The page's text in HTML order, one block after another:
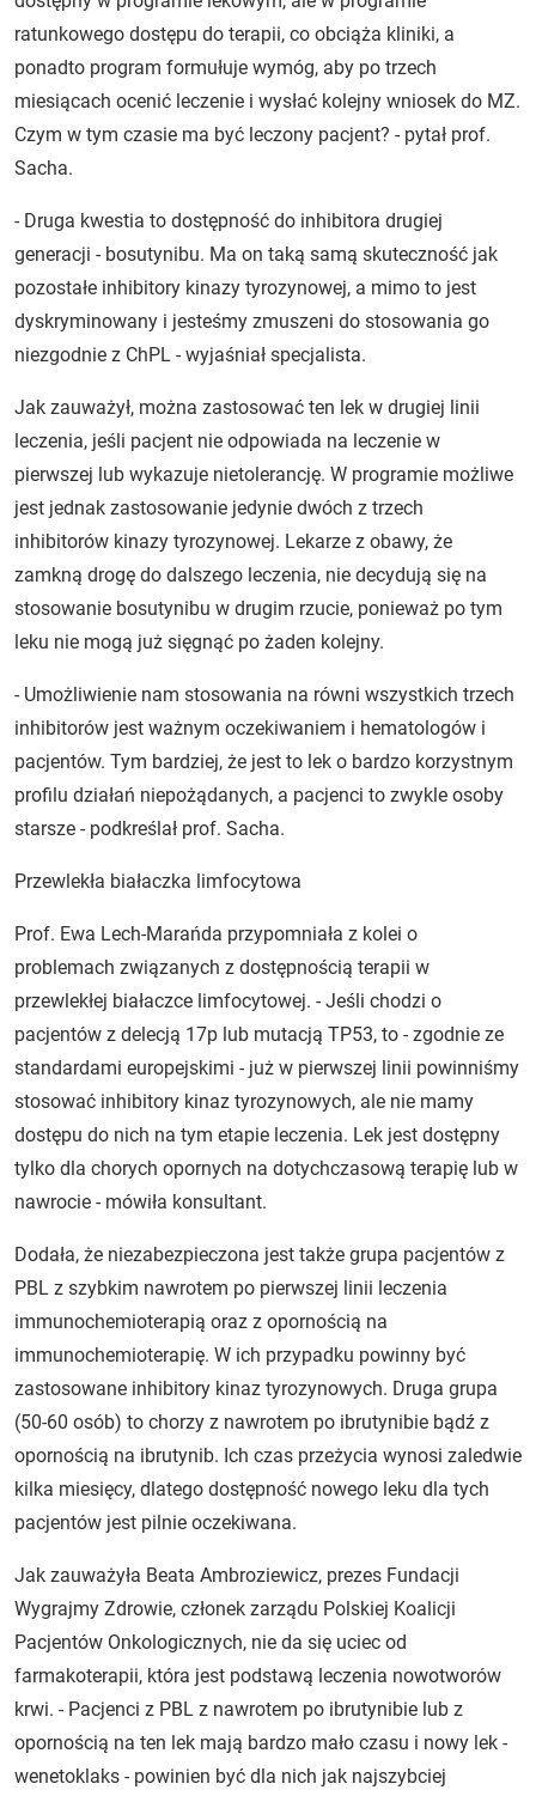
ratunkowego dostępu do terapii, co obciąża kliniki, a
ponadto program formułuje wymóg, aby po trzech
miesiącach ocenić leczenie i wysłać kolejny wniosek do MZ.
Czym w tym czasie ma być leczony pacjent? - pytał prof.
Sacha.
- Druga kwestia to dostępność do inhibitora drugiej
generacji - bosutynibu. Ma on taką samą skuteczność jak
pozostałe inhibitory kinazy tyrozynowej, a mimo to jest
dyskryminowany i jesteśmy zmuszeni do stosowania go
niezgodnie z ChPL - wyjaśniał specjalista.
Jak zauważył, można zastosować ten lek w drugiej linii
leczenia, jeśli pacjent nie odpowiada na leczenie w
pierwszej lub wykazuje nietolerancję. W programie możliwe
jest jednak zastosowanie jedynie dwóch z trzech
inhibitorów kinazy tyrozynowej. Lekarze z obawy, że
zamkną drogę do dalszego leczenia, nie decydują się na
stosowanie bosutynibu w drugim rzucie, ponieważ po tym
leku nie mogą już sięgnąć po żaden kolejny.
- Umożliwienie nam stosowania na równi wszystkich trzech
inhibitorów jest ważnym oczekiwaniem i hematologów i
pacjentów. Tym bardziej, że jest to lek o bardzo korzystnym
profilu działań niepożądanych, a pacjenci to zwykle osoby
starsze - podkreślał prof. Sacha.
Przewlekła białaczka limfocytowa
Prof. Ewa Lech-Marańda przypomniała z kolei o
problemach związanych z dostępnością terapii w
przewlekłej białaczce limfocytowej. - Jeśli chodzi o
pacjentów z delecją 17p lub mutacją TP53, to - zgodnie ze
standardami europejskimi - już w pierwszej linii powinniśmy
stosować inhibitory kinaz tyrozynowych, ale nie mamy
dostępu do nich na tym etapie leczenia. Lek jest dostępny
tylko dla chorych opornych na dotychczasową terapię lub w
nawrocie - mówiła konsultant.
Dodała, że niezabezpieczona jest także grupa pacjentów z
PBL z szybkim nawrotem po pierwszej linii leczenia
immunochemioterapią oraz z opornością na
immunochemioterapię. W ich przypadku powinny być
zastosowane inhibitory kinaz tyrozynowych. Druga grupa
(50-60 osób) to chorzy z nawrotem po ibrutynibie bądź z
opornością na ibrutynib. Ich czas przeżycia wynosi zaledwie
kilka miesięcy, dlatego dostępność nowego leku dla tych
pacjentów jest pilnie oczekiwana.
Jak zauważyła Beata Ambroziewicz, prezes Fundacji
Wygrajmy Zdrowie, członek zarządu Polskiej Koalicji
Pacjentów Onkologicznych, nie da się uciec od
farmakoterapii, która jest podstawą leczenia nowotworów
krwi. - Pacjenci z PBL z nawrotem po ibrutynibie lub z
opornością na ten lek mają bardzo mało czasu i nowy lek -
wenetoklaks - powinien być dla nich jak najszybciej